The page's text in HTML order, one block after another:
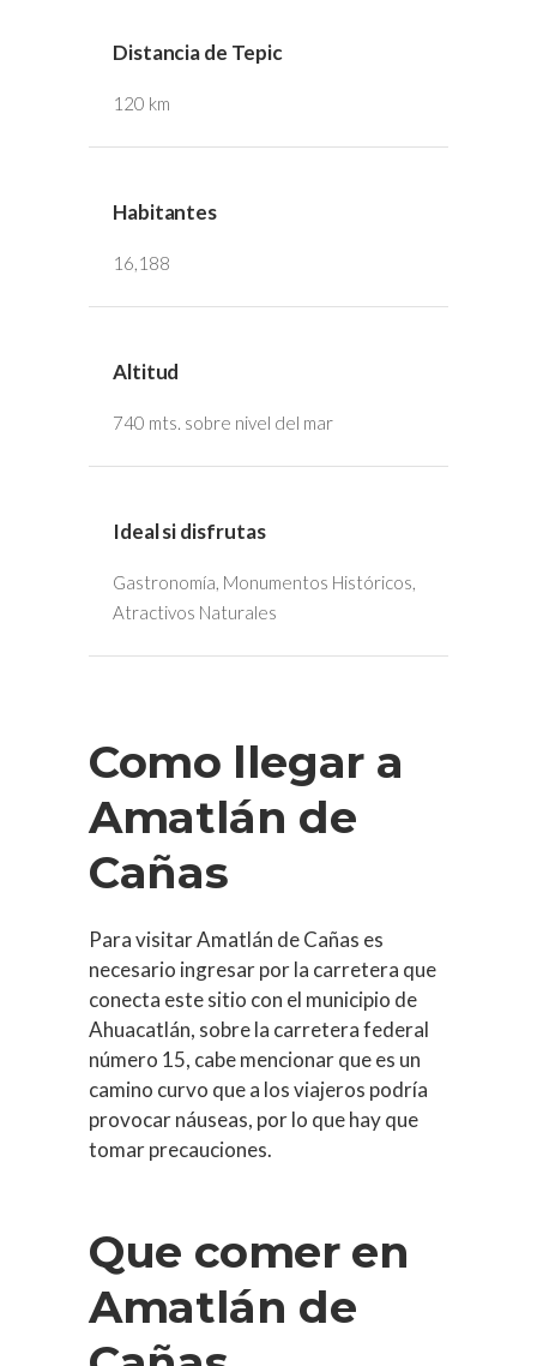
Distancia de Tepic
120 km
Habitantes
16,188
Altitud
740 mts. sobre nivel del mar
Ideal si disfrutas
Gastronomía, Monumentos Históricos,
Atractivos Naturales
Como llegar a
Amatlán de
Cañas
Para visitar Amatlán de Cañas es
necesario ingresar por la carretera que
conecta este sitio con el municipio de
Ahuacatlán, sobre la carretera federal
número 15, cabe mencionar que es un
camino curvo que a los viajeros podría
provocar náuseas, por lo que hay que
tomar precauciones.
Que comer en
Amatlán de